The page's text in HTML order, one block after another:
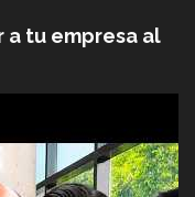
a tu empresa al